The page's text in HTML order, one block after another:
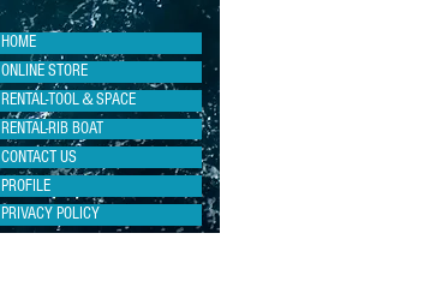
HOME
ONLINE STORE
RENTAL-TOOL＆SPACE
RENTAL-RIB BOAT
CONTACT US
PROFILE
PRIVACY POLICY